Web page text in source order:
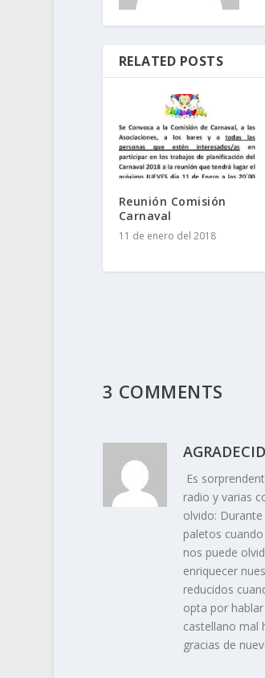
RELATED POSTS
Reunión Comisión
Carnaval
11 de enero del 2018
3 COMMENTS
Es
radio y varias
olvido:
paletos
nos puede
enriquecer
reducidos
opta por
castellano mal
gracias de